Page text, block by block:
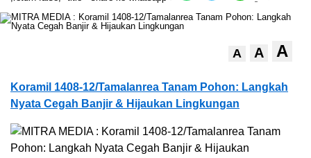
A A A
Koramil 1408-12/Tamalanrea Tanam Pohon: Langkah
Nyata Cegah Banjir & Hijaukan Lingkungan